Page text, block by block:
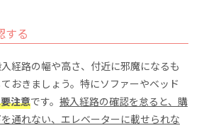
する
経路の幅や高さ、付近に邪魔になるも
おきましょう。特にソファーやベッド
注意です。 搬入経路の確認を怠ると、購
通れない、エレベーターに載せられな